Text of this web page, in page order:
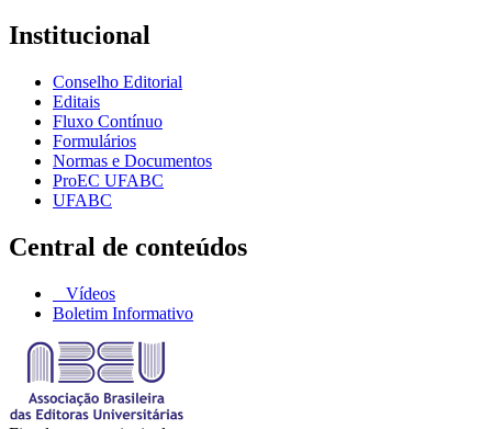
Institucional
Conselho Editorial
Editais
Fluxo Contínuo
Formulários
Normas e Documentos
ProEC UFABC
UFABC
Central de conteúdos
Vídeos
Boletim Informativo